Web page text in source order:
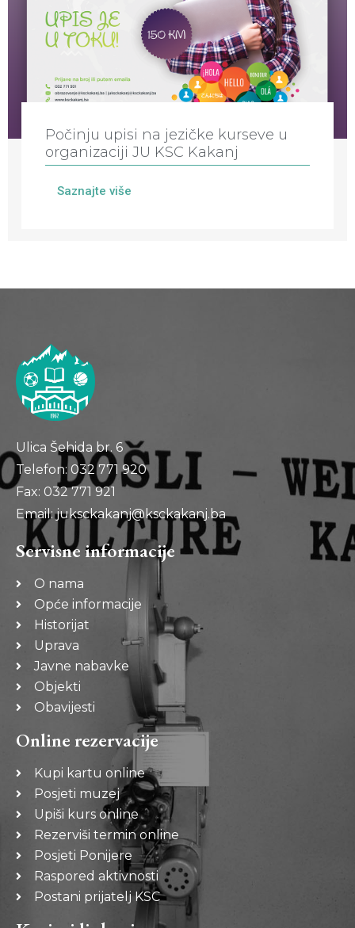
Počinju upisi na jezičke kurseve u
organizaciji JU KSC Kakanj
Saznajte više
Ulica Šehida br. 6
Telefon: 032 771 920
Fax: 032 771 921
Email: juksckakanj@ksckakanj.ba
Servisne informacije
O nama
Opće informacije
Historijat
Uprava
Javne nabavke
Objekti
Obavijesti
Online rezervacije
Kupi kartu online
Posjeti muzej
Upiši kurs online
Rezerviši termin online
Posjeti Ponijere
Raspored aktivnosti
Postani prijatelj KSC